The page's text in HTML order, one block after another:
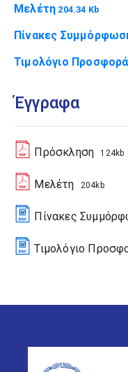
Μελέτη 204.34 Kb
Πίνακες
Τιμολόγιο
Έγγραφα
Πρόσκληση 124kb
Μελέτη 204kb
Πίνακες
Τιμολόγιο